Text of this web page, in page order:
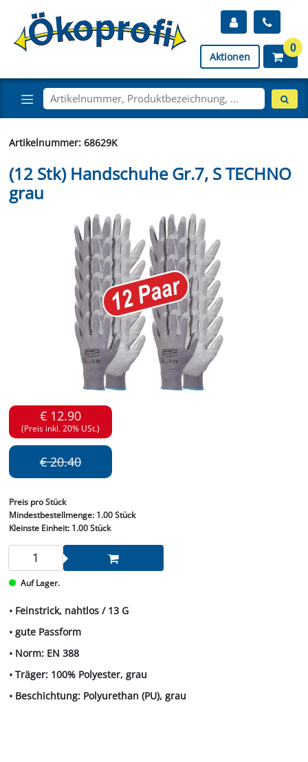
Aktionen
0
Artikelnummer: 68629K
(12 Stk) Handschuhe Gr.7, S TECHNO
grau
€ 12.90
(Preis inkl. 20% USt.)
€ 20.40
Preis pro Stück
Mindestbestellmenge: 1.00 Stück
Kleinste Einheit:1.00 Stück
Auf Lager.
• Feinstrick, nahtlos / 13 G
• gute Passform
• Norm: EN 388
• Träger: 100% Polyester, grau
• Beschichtung: Polyurethan (PU), grau